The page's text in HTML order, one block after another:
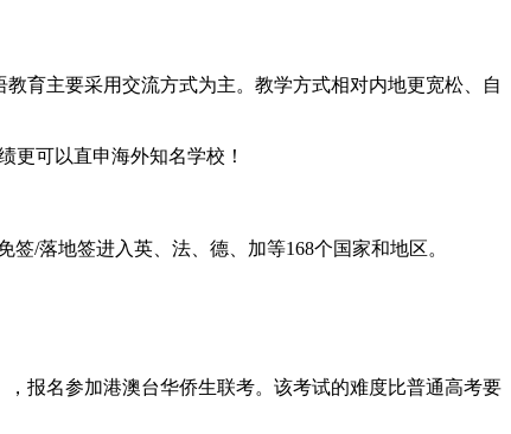
育主要采用交流方式为主。教学方式相对内地更宽松、自
更可以直申海外知名学校！
/落地签进入英、法、德、加等168个国家和地区。
报名参加港澳台华侨生联考。该考试的难度比普通高考要